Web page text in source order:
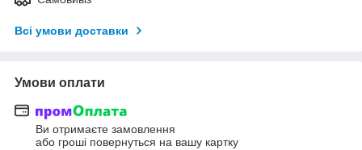
Всі умови доставки
Умови оплати
Ви отримаєте замовлення
або гроші повернуться на вашу картку